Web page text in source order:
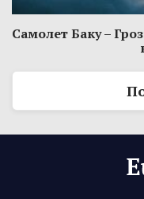
Самолет Баку –